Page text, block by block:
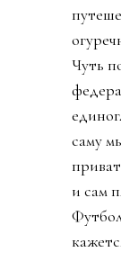
Чуть
саму
и сам